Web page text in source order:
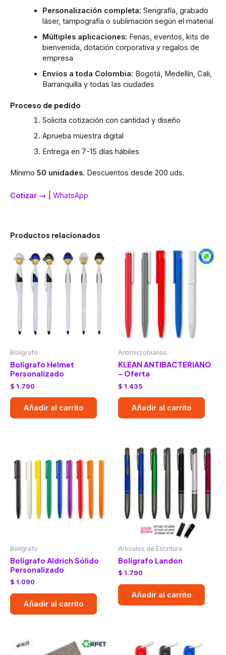
Personalización completa: Serigrafía, grabado
láser, tampografía o sublimación según el material
Múltiples aplicaciones: Ferias, eventos, kits de
bienvenida, dotación corporativa y regalos de
empresa
Envíos a toda Colombia: Bogotá, Medellín, Cali,
Barranquilla y todas las ciudades
Proceso de pedido
Solicita cotización con cantidad y diseño
Aprueba muestra digital
Entrega en 7-15 días hábiles
Mínimo 50 unidades. Descuentos desde 200 uds.
Cotizar → WhatsApp
Productos relacionados
Bolígrafo
Bolígrafo Helmet
Personalizado
$ 1.790
Añadir al carrito
Antimicrobianos
KLEAN ANTIBACTERIANO
– Oferta
$ 1.435
Añadir al carrito
Bolígrafo
Bolígrafo Aldrich Sólido
Personalizado
$ 1.090
Añadir al carrito
Artículos de Escritura
Bolígrafo Landon
$ 1.790
Añadir al carrito